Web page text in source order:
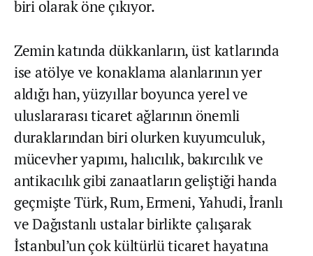
biri olarak öne çıkıyor.
Zemin katında dükkanların, üst katlarında
ise atölye ve konaklama alanlarının yer
aldığı han, yüzyıllar boyunca yerel ve
uluslararası ticaret ağlarının önemli
duraklarından biri olurken kuyumculuk,
mücevher yapımı, halıcılık, bakırcılık ve
antikacılık gibi zanaatların geliştiği handa
geçmişte Türk, Rum, Ermeni, Yahudi, İranlı
ve Dağıstanlı ustalar birlikte çalışarak
İstanbul’un çok kültürlü ticaret hayatına